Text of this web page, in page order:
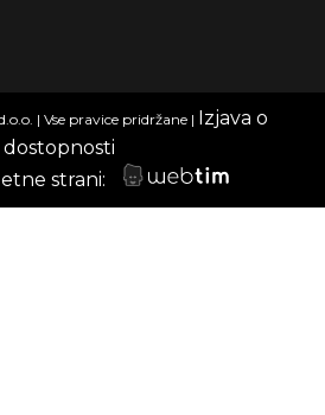
| Vse pravice pridržane |
Izjava o
dostopnosti
strani: